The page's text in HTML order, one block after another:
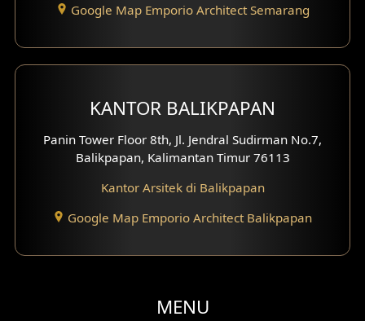
Desain Koridor
Desain Mini Theater
Fasad Rumah Villa Bali
Desain Wallpanel
Google Map Emporio Architect Semarang
KANTOR BALIKPAPAN
Panin Tower Floor 8th, Jl. Jendral Sudirman No.7,
Balikpapan, Kalimantan Timur 76113
Kantor Arsitek di Balikpapan
Google Map Emporio Architect Balikpapan
MENU